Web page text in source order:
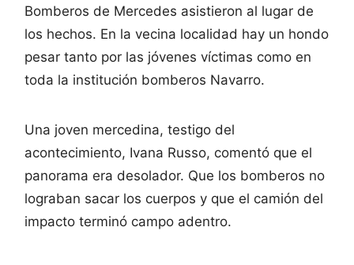
Bomberos de Mercedes asistieron al lugar de
los hechos. En la vecina localidad hay un hondo
pesar tanto por las jóvenes víctimas como en
toda la institución bomberos Navarro.
Una joven mercedina, testigo del
acontecimiento, Ivana Russo, comentó que el
panorama era desolador. Que los bomberos no
lograban sacar los cuerpos y que el camión del
impacto terminó campo adentro.